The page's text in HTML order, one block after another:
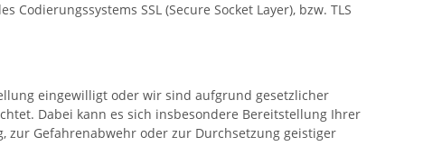
SSL (Secure Socket Layer), bzw. TLS
eingewilligt oder wir sind aufgrund gesetzlicher
Dabei kann es sich insbesondere Bereitstellung Ihrer
zur Gefahrenabwehr oder zur Durchsetzung geistiger